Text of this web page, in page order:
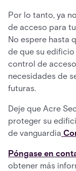
Por lo tanto, ya
de acceso para
No espere hasta
de que su
control de
necesidades de
futuras.
Deje que Acre
proteger su
de vanguardia
Póngase en
obtener más